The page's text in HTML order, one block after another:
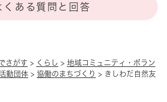
さがす > くらし > 地域コミュニティ・ボラン
動団体 > 協働のまちづくり > きしわだ自然友
くある質問と回答